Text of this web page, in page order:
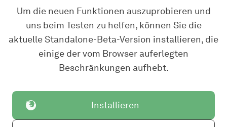
Um die neuen Funktionen auszuprobieren und
uns beim Testen zu helfen, können Sie die
aktuelle Standalone-Beta-Version installieren, die
einige der vom Browser auferlegten
Beschränkungen aufhebt.
Installieren